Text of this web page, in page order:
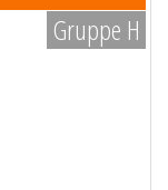
Gruppe H